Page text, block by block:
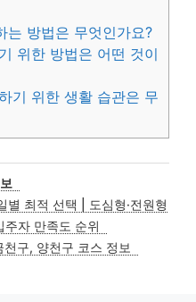
는 방법은 무엇인가요?
위한 방법은 어떤 것이
기 위한 생활 습관은 무
별 최적 선택 | 도심형·전원형
주자 만족도 순위
구, 양천구 코스 정보